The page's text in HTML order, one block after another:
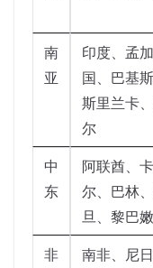
南
亚
印度、孟
国、巴基斯
斯里兰卡
尔
中
东
阿联酋、
尔、巴林
旦、黎巴嫩
非
南非、尼